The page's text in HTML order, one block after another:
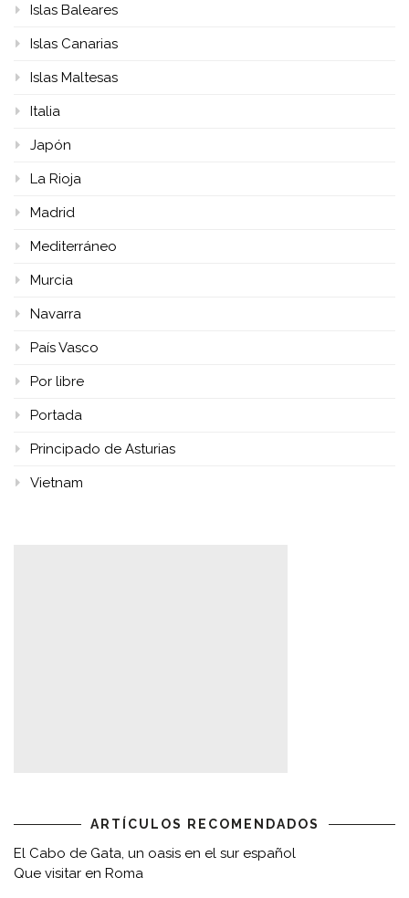
Islas Baleares
Islas Canarias
Islas Maltesas
Italia
Japón
La Rioja
Madrid
Mediterráneo
Murcia
Navarra
País Vasco
Por libre
Portada
Principado de Asturias
Vietnam
ARTÍCULOS RECOMENDADOS
El Cabo de Gata, un oasis en el sur español
Que visitar en Roma